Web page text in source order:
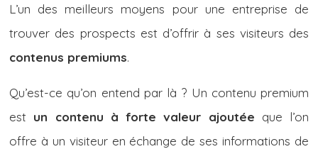
L’un des meilleurs moyens pour une entreprise de
trouver des prospects est d’offrir à ses visiteurs des
contenus premiums.
Qu’est-ce qu’on entend par là ? Un contenu premium
est un contenu à forte valeur ajoutée que l’on
offre à un visiteur en échange de ses informations de